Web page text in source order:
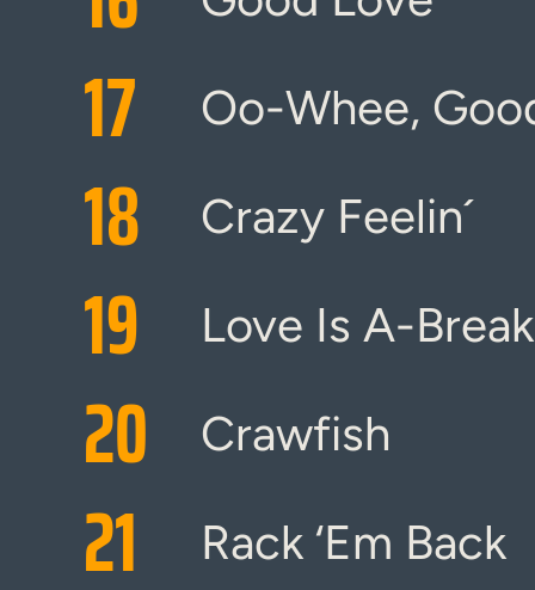
17 Oo-Whee,
18 Crazy Feelin´
19 Love Is A-
20 Crawfish
21 Rack ‘Em Back